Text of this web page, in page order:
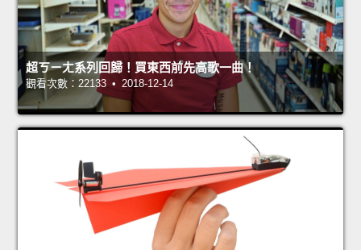
超ㄎㄧㄤ系列回歸！買東西前先高歌一曲！
觀看次數：22133 • 2018-12-14